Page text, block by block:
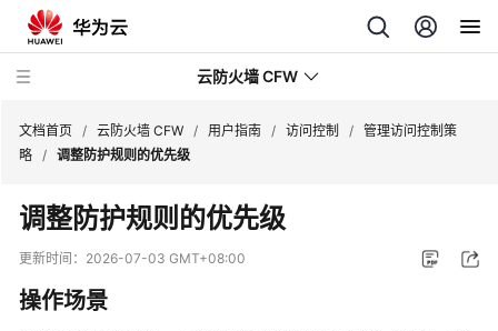
云防火墙 CFW
最
新
动
文档首页 / 云防火墙 CFW / 用户指南 / 访问控制 / 管理访问控制策
略 / 调整防护规则的优先级
调整防护规则的优先级
更新时间： 2026-07-03 GMT+08:00
操作场景